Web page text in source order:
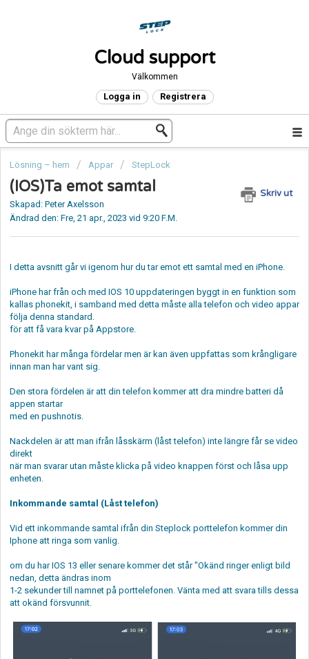
Cloud support
Välkommen
Logga in Registrera
Lösning – hem Appar StepLock
(IOS)Ta emot samtal Skriv ut
Skapad: Peter Axelsson
Ändrad den: Fre, 21 apr., 2023 vid 9:20 F.M.
I detta avsnitt går vi igenom hur du tar emot ett samtal med en iPhone.
iPhone har från och med IOS 10 uppdateringen byggt in en funktion som
kallas phonekit, i samband med detta måste alla telefon och video appar
följa denna standard.
för att få vara kvar på Appstore.
Phonekit har många fördelar men är kan även uppfattas som krångligare
innan man har vant sig.
Den stora fördelen är att din telefon kommer att dra mindre batteri då
appen startar
med en pushnotis.
Nackdelen är att man ifrån låsskärm (låst telefon) inte längre får se video
direkt
när man svarar utan måste klicka på video knappen först och låsa upp
enheten.
Inkommande samtal (Låst telefon)
Vid ett inkommande samtal ifrån din Steplock porttelefon kommer din
Iphone att ringa som vanlig.
om du har IOS 13 eller senare kommer det står "Okänd ringer enligt bild
nedan, detta ändras inom
1-2 sekunder till namnet på porttelefonen. Vänta med att svara tills dessa
att okänd försvunnit.